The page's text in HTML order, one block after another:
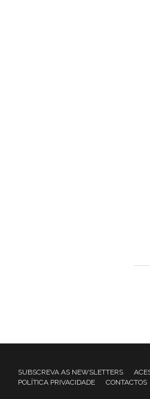
SUBSCREVA AS NEWSLETTERS
POLÍTICA PRIVACIDADE
CONTACTOS